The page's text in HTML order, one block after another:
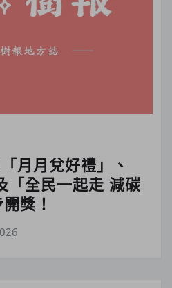
月月兌好禮」、
「全民一起走 減碳
獎！